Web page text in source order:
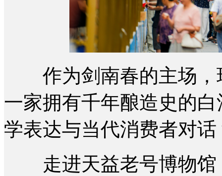
作为剑南春的主场，
一家拥有千年酿造史的
学表达与当代消费者对话
走进天益老号博物馆